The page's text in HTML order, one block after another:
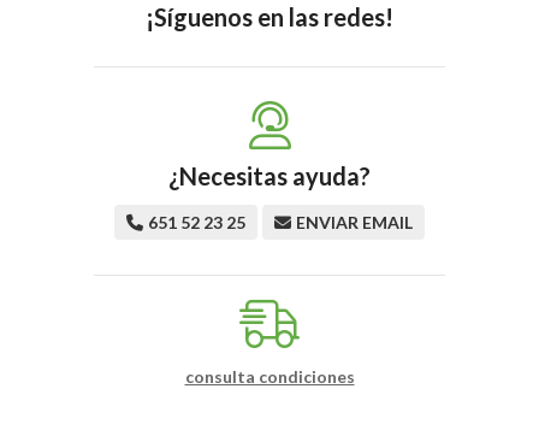
¡Síguenos en las redes!
¿Necesitas ayuda?
651 52 23 25 ENVIAR EMAIL
consulta condiciones